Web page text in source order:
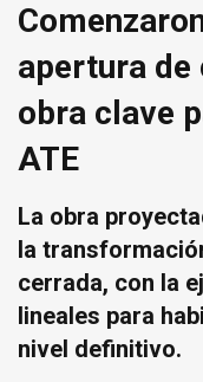
apertura de
obra clave
ATE
La obra
la
cerrada, con la
lineales para
nivel definitivo.